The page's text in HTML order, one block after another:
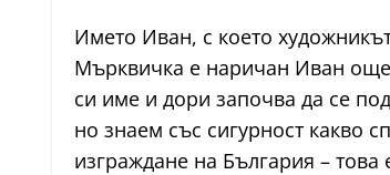
Името Иван, с което
Мърквичка е наричан Иван още
си име и дори започва да се
но знаем със сигурност какво
изграждане на България –